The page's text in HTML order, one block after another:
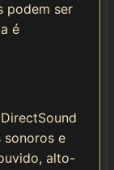
podem ser
é
sonoros e
alto-